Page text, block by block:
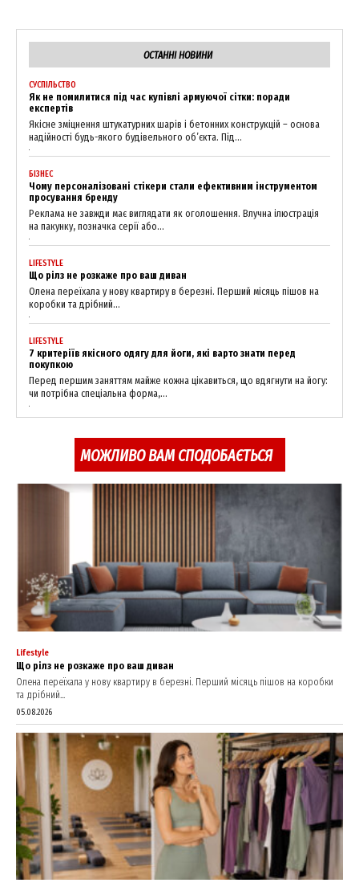
ОСТАННІ НОВИНИ
СУСПІЛЬСТВО
Як не помилитися під час купівлі армуючої сітки: поради
експертів
Якісне зміцнення штукатурних шарів і бетонних конструкцій – основа
надійності будь-якого будівельного об’єкта. Під...
БІЗНЕС
Чому персоналізовані стікери стали ефективним інструментом
просування бренду
Реклама не завжди має виглядати як оголошення. Влучна ілюстрація
на пакунку, позначка серії або...
LIFESTYLE
Що рілз не розкаже про ваш диван
Олена переїхала у нову квартиру в березні. Перший місяць пішов на
коробки та дрібний...
LIFESTYLE
7 критеріїв якісного одягу для йоги, які варто знати перед
покупкою
Перед першим заняттям майже кожна цікавиться, що вдягнути на йогу:
чи потрібна спеціальна форма,...
МОЖЛИВО ВАМ СПОДОБАЄТЬСЯ
Lifestyle
Що рілз не розкаже про ваш диван
Олена переїхала у нову квартиру в березні. Перший місяць пішов на коробки
та дрібний...
05.08.2026